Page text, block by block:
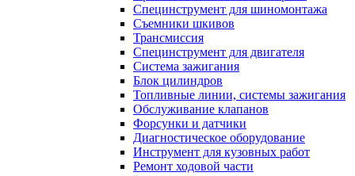
Специнструмент для шиномонтажа
Съемники шкивов
Трансмиссия
Специнструмент для двигателя
Система зажигания
Блок цилиндров
Топливные линии, системы зажигания
Обслуживание клапанов
Форсунки и датчики
Диагностическое оборудование
Инструмент для кузовных работ
Ремонт ходовой части